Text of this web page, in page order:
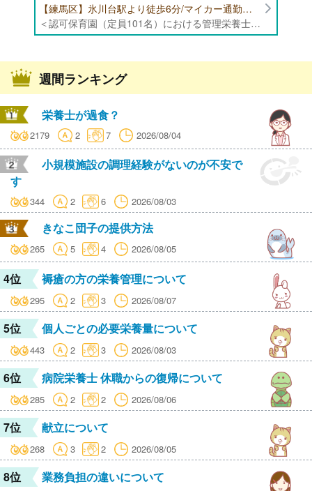
【練馬区】氷川台駅より徒歩6分/マイカー通勤可能/年間休日120日/賞与高水準 認可保育園（定員101名）にて管理栄養士・栄養士・調理師募集！
＜認可保育園（定員101名）における管理栄養士・栄養士・調理師業務全般＞ ・調理業務全般 ・離乳食、アレルギー除去食対応 ・食育活動
週間ランキング
栄養士が過食？
2179 2 7 2026/08/04
小規模施設の調理経験がないのが不安で
す
344 2 6 2026/08/03
きなこ団子の提供方法
265 5 4 2026/08/05
4位 褥瘡の方の栄養管理について
295 2 3 2026/08/07
5位 個人ごとの必要栄養量について
443 2 3 2026/08/03
6位 病院栄養士 休職からの復帰について
285 2 2 2026/08/06
7位 献立について
268 3 2 2026/08/05
8位 業務負担の違いについて